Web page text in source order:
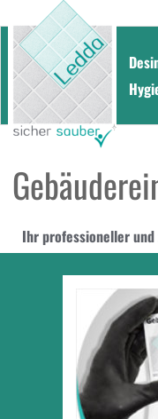
Ihr professioneller und